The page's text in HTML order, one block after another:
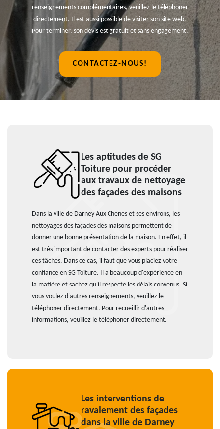
renseignements complémentaires, veuillez le téléphoner
directement. Il est aussi possible de visiter son site web.
Pour terminer, son devis est gratuit et sans engagement.
CONTACTEZ-NOUS!
Les aptitudes de SG
Toiture pour procéder
aux travaux de nettoyage
des façades des maisons
Dans la ville de Darney Aux Chenes et ses environs, les
nettoyages des façades des maisons permettent de
donner une bonne présentation de la maison. En effet, il
est très important de contacter des experts pour réaliser
ces tâches. Dans ce cas, il faut que vous placiez votre
confiance en SG Toiture. Il a beaucoup d'expérience en
la matière et sachez qu'il respecte les délais convenus. Si
vous voulez d'autres renseignements, veuillez le
téléphoner directement. Pour recueillir d'autres
informations, veuillez le téléphoner directement.
Les interventions de
ravalement des façades
dans la ville de Darney